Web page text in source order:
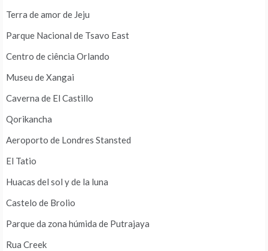
Terra de amor de Jeju
Parque Nacional de Tsavo East
Centro de ciência Orlando
Museu de Xangai
Caverna de El Castillo
Qorikancha
Aeroporto de Londres Stansted
El Tatio
Huacas del sol y de la luna
Castelo de Brolio
Parque da zona húmida de Putrajaya
Rua Creek